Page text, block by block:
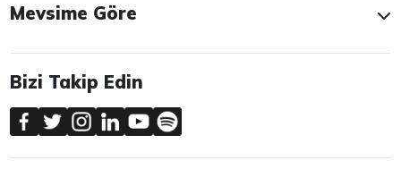
Mevsime Göre
Bizi Takip Edin